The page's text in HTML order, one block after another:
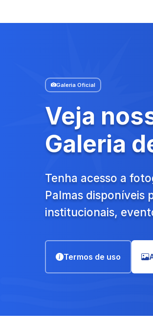
Galeria Oficial
Veja
Galeria
Tenha acesso a
Palmas disponíveis
institucionais,
Termos de uso